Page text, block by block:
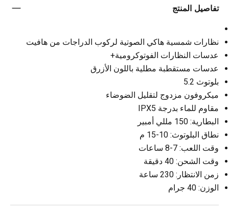
تفاصيل المنتج
نظارات شمسية هاكي الصوتية لركوب الدراجات من هافيت
عدسات النظارات الفوتوكرومية+
عدسات مستقطبة مطلية باللون الأزرق
بلوتوث 5.2
ميكروفون مزدوج لتقليل الضوضاء
مقاوم للماء بدرجة IPX5
البطارية: 150 مللي أمبير
نطاق البلوتوث: 10-15 م
وقت اللعب: 7-8 ساعات
وقت الشحن: 40 دقيقة
زمن الانتظار: 230 ساعة
الوزن: 40 جرام